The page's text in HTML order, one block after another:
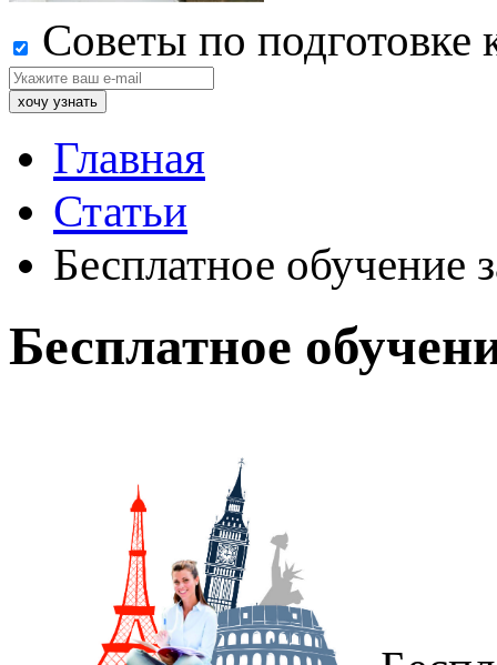
Советы по подготовке
Главная
Статьи
Бесплатное обучение
Бесплатное